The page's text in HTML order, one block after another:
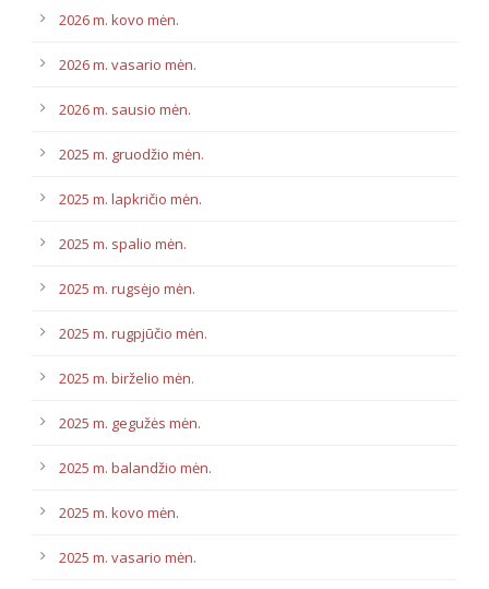
2026 m. kovo mėn.
2026 m. vasario mėn.
2026 m. sausio mėn.
2025 m. gruodžio mėn.
2025 m. lapkričio mėn.
2025 m. spalio mėn.
2025 m. rugsėjo mėn.
2025 m. rugpjūčio mėn.
2025 m. birželio mėn.
2025 m. gegužės mėn.
2025 m. balandžio mėn.
2025 m. kovo mėn.
2025 m. vasario mėn.